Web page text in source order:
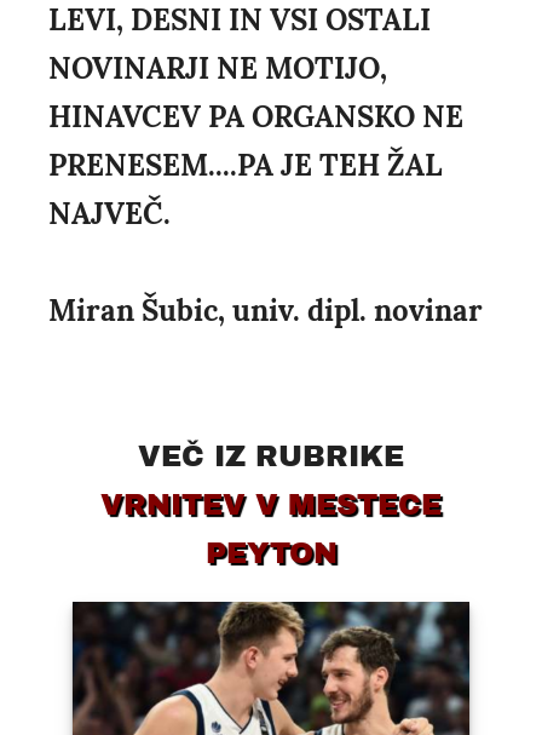
LEVI, DESNI IN VSI OSTALI
NOVINARJI NE MOTIJO,
HINAVCEV PA ORGANSKO NE
PRENESEM....PA JE TEH ŽAL
NAJVEČ.
Miran Šubic, univ. dipl. novinar
VEČ IZ RUBRIKE
VRNITEV V MESTECE
PEYTON